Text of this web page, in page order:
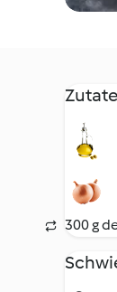
300 g